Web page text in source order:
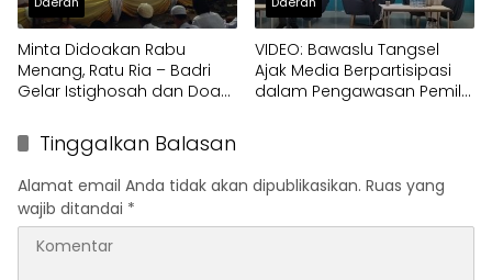
Minta Didoakan Rabu
Menang, Ratu Ria – Badri
Gelar Istighosah dan Doa
VIDEO: Bawaslu Tangsel
Ajak Media Berpartisipasi
dalam Pengawasan Pemilu
Tinggalkan Balasan
Alamat email Anda tidak akan dipublikasikan. Ruas yang
wajib ditandai *